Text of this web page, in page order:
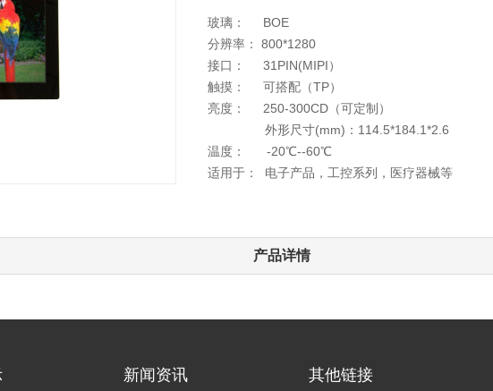
玻璃： BOE
分辨率： 800*1280
接口： 31PIN(MIPI）
触摸： 可搭配（TP）
亮度： 250-300CD（可定制）
外形尺寸(mm)：114.5*184.1*2.6
温度： -20℃--60℃
适用于： 电子产品，工控系列，医疗器械等
产品详情
新闻资讯 其他链接